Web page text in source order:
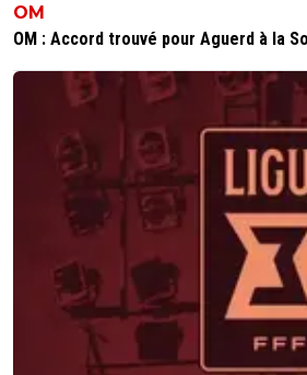
OM
OM : Accord trouvé pour Aguerd à la